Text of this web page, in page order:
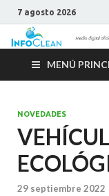
7 agosto 2026
MENÚ
NOVEDADES
29 septiembre 2022